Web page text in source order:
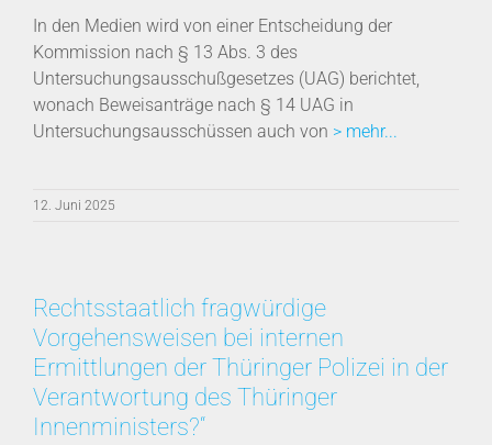
In den Medien wird von einer Entscheidung der
Kommission nach § 13 Abs. 3 des
Untersuchungsausschußgesetzes (UAG) berichtet,
wonach Beweisanträge nach § 14 UAG in
Untersuchungsausschüssen auch von > mehr...
12. Juni 2025
Rechtsstaatlich fragwürdige
Vorgehensweisen bei internen
Ermittlungen der Thüringer Polizei in der
Verantwortung des Thüringer
Innenministers?“